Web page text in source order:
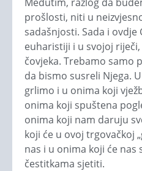
prošlosti, niti u
sadašnjosti. Sada i ovdje
euharistiji i u svojoj
čovjeka. Trebamo samo
da bismo susreli Njega.
grlimo i u onima koji
onima koji spuštena
onima koji nam daruju
koji će u ovoj trgovačkoj
nas i u onima koji će nas
čestitkama sjetiti.